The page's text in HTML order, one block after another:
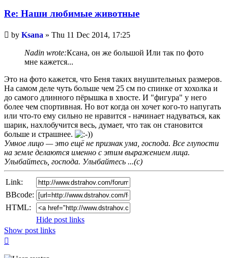
Re: Наши любимые животные
Unread
post
by Ksana » Thu 11 Dec 2014, 17:25
Nadin wrote:Ксана, он же большой Или так по фото
мне кажется...
Это на фото кажется, что Беня таких внушительных размеров.
На самом деле чуть больше чем 25 см по спинке от хохолка и
до самого длинного пёрышка в хвосте. И "фигура" у него
более чем спортивная. Но вот когда он хочет кого-то напугать
или что-то ему сильно не нравится - начинает надуваться, как
шарик, нахлобучится весь, думает, что так он становится
больше и страшнее.
Умное лицо — это ещё не признак ума, господа. Все глупости
на земле делаются именно с этим выражением лица.
Улыбайтесь, господа. Улыбайтесь ...(с)
Link:
BBcode:
HTML:
Hide post links
Show post links